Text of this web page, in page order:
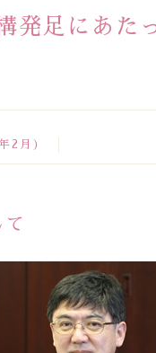
発足にあた
2月）